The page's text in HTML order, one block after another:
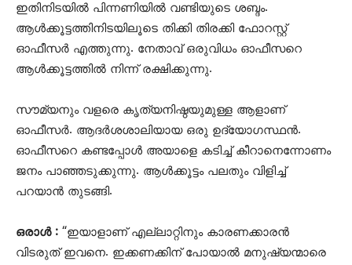
ഇതിനിടയിൽ പിന്നണിയിൽ വണ്ടിയുടെ ശബ്ദം.
ആൾക്കൂട്ടത്തിനിടയിലൂടെ തിക്കി തിരക്കി ഫോറസ്റ്റ്
ഓഫീസർ എത്തുന്നു. നേതാവ് ഒരുവിധം ഓഫീസറെ
ആൾക്കൂട്ടത്തിൽ നിന്ന് രക്ഷിക്കുന്നു.
സൗമ്യനും വളരെ കൃത്യനിഷ്ഠയുമുള്ള ആളാണ്
ഓഫീസർ. ആദർശശാലിയായ ഒരു ഉദ്യോഗസ്ഥൻ.
ഓഫീസറെ കണ്ടപ്പോൾ അയാളെ കടിച്ച് കീറാനെന്നോണം
ജനം പാഞ്ഞടുക്കുന്നു. ആൾക്കൂട്ടം പലതും വിളിച്ച്
പറയാൻ തുടങ്ങി.
ഒരാൾ : “ഇയാളാണ് എല്ലാറ്റിനും കാരണക്കാരൻ
വിടരുത് ഇവനെ. ഇക്കണക്കിന് പോയാൽ മനുഷ്യന്മാരെ